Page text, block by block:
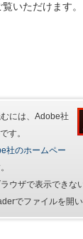
いただけます。
には、Adobe社
す。
社のホームペー
ウザで表示できな
でファイルを開い